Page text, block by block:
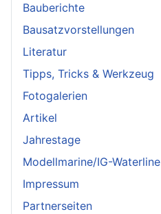
Bauberichte
Bausatzvorstellungen
Literatur
Tipps, Tricks & Werkzeug
Fotogalerien
Artikel
Jahrestage
Modellmarine/IG-Waterline
Impressum
Partnerseiten